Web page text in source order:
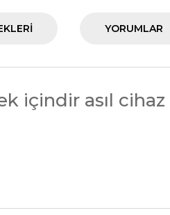
YORUMLAR
içindir asıl cihaz